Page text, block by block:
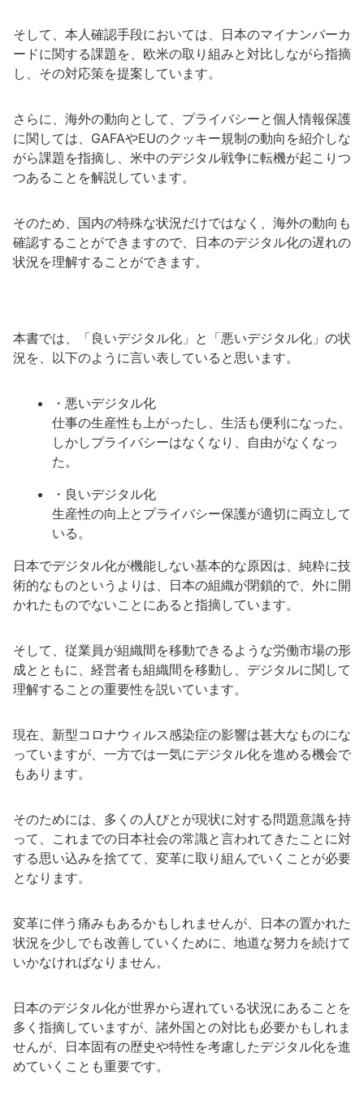
そして、本人確認手段においては、日本のマイナンバーカ
ードに関する課題を、欧米の取り組みと対比しながら指摘
し、その対応策を提案しています。
さらに、海外の動向として、プライバシーと個人情報保護
に関しては、GAFAやEUのクッキー規制の動向を紹介しな
がら課題を指摘し、米中のデジタル戦争に転機が起こりつ
つあることを解説しています。
そのため、国内の特殊な状況だけではなく、海外の動向も
確認することができますので、日本のデジタル化の遅れの
状況を理解することができます。
本書では、「良いデジタル化」と「悪いデジタル化」の状
況を、以下のように言い表していると思います。
・悪いデジタル化
仕事の生産性も上がったし、生活も便利になった。
しかしプライバシーはなくなり、自由がなくなっ
た。
・良いデジタル化
生産性の向上とプライバシー保護が適切に両立して
いる。
日本でデジタル化が機能しない基本的な原因は、純粋に技
術的なものというよりは、日本の組織が閉鎖的で、外に開
かれたものでないことにあると指摘しています。
そして、従業員が組織間を移動できるような労働市場の形
成とともに、経営者も組織間を移動し、デジタルに関して
理解することの重要性を説いています。
現在、新型コロナウィルス感染症の影響は甚大なものにな
っていますが、一方では一気にデジタル化を進める機会で
もあります。
そのためには、多くの人びとが現状に対する問題意識を持
って、これまでの日本社会の常識と言われてきたことに対
する思い込みを捨てて、変革に取り組んでいくことが必要
となります。
変革に伴う痛みもあるかもしれませんが、日本の置かれた
状況を少しでも改善していくために、地道な努力を続けて
いかなければなりません。
日本のデジタル化が世界から遅れている状況にあることを
多く指摘していますが、諸外国との対比も必要かもしれま
せんが、日本固有の歴史や特性を考慮したデジタル化を進
めていくことも重要です。